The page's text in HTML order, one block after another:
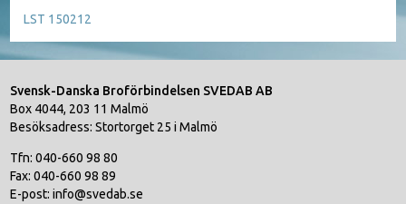
LST 150212
Svensk-Danska Broförbindelsen SVEDAB AB
Box 4044, 203 11 Malmö
Besöksadress: Stortorget 25 i Malmö
Tfn: 040-660 98 80
Fax: 040-660 98 89
E-post: info@svedab.se